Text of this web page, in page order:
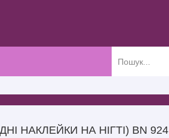
НАКЛЕЙКИ НА НІГТІ) BN 924